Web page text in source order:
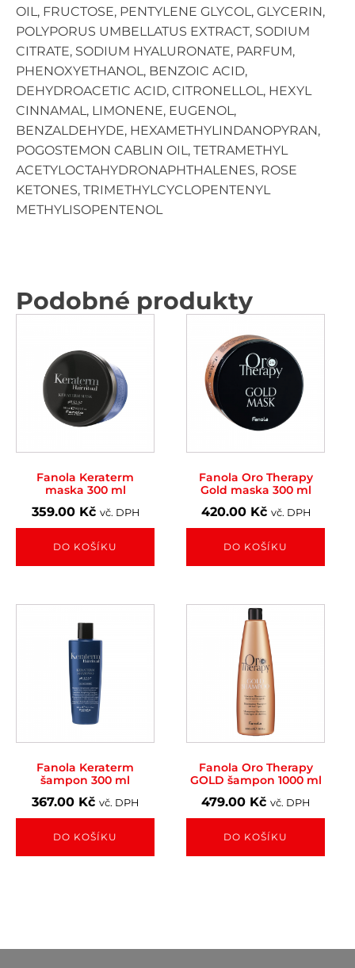
OIL, FRUCTOSE, PENTYLENE GLYCOL, GLYCERIN,
POLYPORUS UMBELLATUS EXTRACT, SODIUM
CITRATE, SODIUM HYALURONATE, PARFUM,
PHENOXYETHANOL, BENZOIC ACID,
DEHYDROACETIC ACID, CITRONELLOL, HEXYL
CINNAMAL, LIMONENE, EUGENOL,
BENZALDEHYDE, HEXAMETHYLINDANOPYRAN,
POGOSTEMON CABLIN OIL, TETRAMETHYL
ACETYLOCTAHYDRONAPHTHALENES, ROSE
KETONES, TRIMETHYLCYCLOPENTENYL
METHYLISOPENTENOL
Podobné produkty
Fanola Keraterm
maska 300 ml
359.00 Kč vč. DPH
DO KOŠÍKU
Fanola Oro Therapy
Gold maska 300 ml
420.00 Kč vč. DPH
DO KOŠÍKU
Fanola Keraterm
šampon 300 ml
367.00 Kč vč. DPH
DO KOŠÍKU
Fanola Oro Therapy
GOLD šampon 1000 ml
479.00 Kč vč. DPH
DO KOŠÍKU